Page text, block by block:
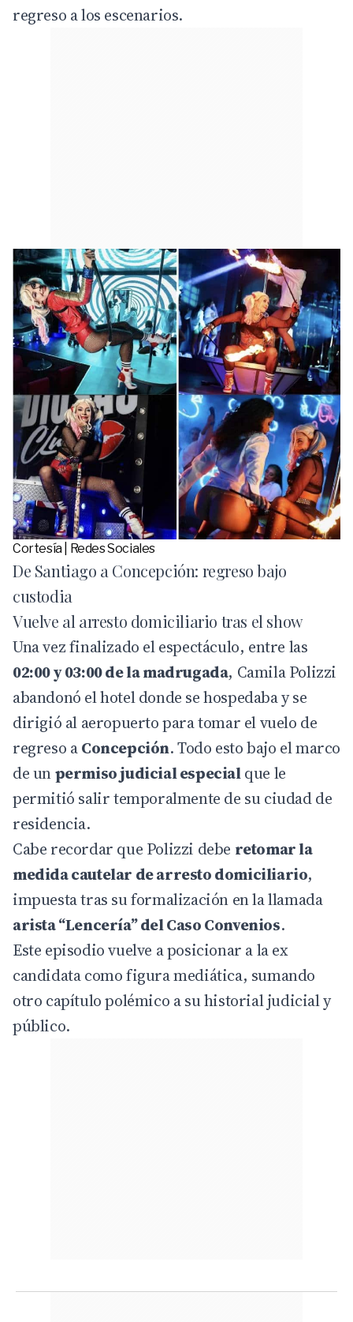
regreso a los escenarios.
Cortesía | Redes Sociales
De Santiago a Concepción: regreso bajo
custodia
Vuelve al arresto domiciliario tras el show
Una vez finalizado el espectáculo, entre las
02:00 y 03:00 de la madrugada, Camila Polizzi
abandonó el hotel donde se hospedaba y se
dirigió al aeropuerto para tomar el vuelo de
regreso aConcepción. Todo esto bajo el marco
de unpermiso judicial especialque le
permitió salir temporalmente de su ciudad de
residencia.
Cabe recordar que Polizzi debe retomar la
medida cautelar de arresto domiciliario,
impuesta tras su formalización en la llamada
arista “Lencería” delCaso Convenios.
Este episodio vuelve a posicionar a la ex
candidata como figura mediática, sumando
otro capítulo polémico a su historial judicial y
público.